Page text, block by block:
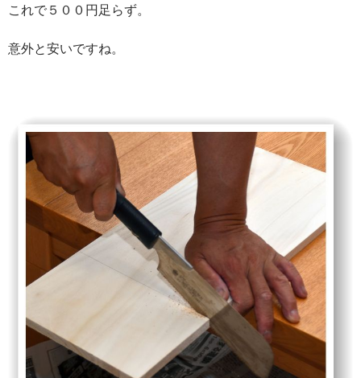
これで５００円足らず。
意外と安いですね。